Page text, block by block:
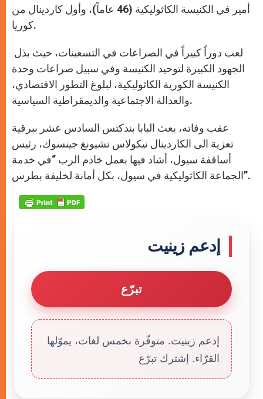
أمير في الكنيسة الكاثوليكية (46 عاماً)، وأول كاردينال من
كوريا.
الجهود الكبيرة لتوحيد الكنيسة وفي سبيل صراعات وحدة
الكنيسة الكورية الكاثوليكية، لبلوغ التطور الاقتصادي،
والعدالة الاجتماعية والديمقراطية السياسية.
عقب وفاته، بعث البابا بندكتس السادس عشر ببرقية
تعزية الى الكاردينال نيكولاس تشيونغ جينسوك، رئيس
أساقفة سيول، أشاد فيها بعمل خادم الرب “في خدمة
الجماعة الكاثوليكية في سيول، بكل أمانة لخليفة بطرس”.
إدعم زينيت
تبرّع
إدعم زينيت. متوفّرة بخمس لغات، يموّلها
القرّاء. إشترك تبرّع